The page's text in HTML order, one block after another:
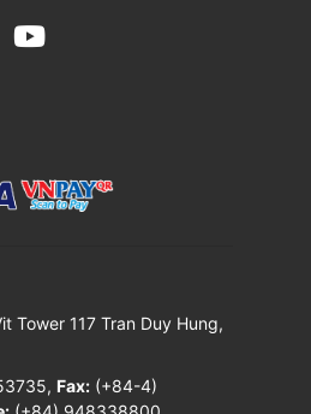
Tower 117 Tran Duy Hung,
Fax: (+84-4)